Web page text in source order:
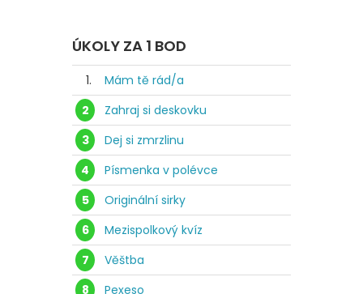
ÚKOLY ZA 1 BOD
1.
Mám tě rád/a
2
Zahraj si deskovku
3
Dej si zmrzlinu
4
Písmenka v polévce
5
Originální sirky
6
Mezispolkový kvíz
7
Věštba
8
Pexeso